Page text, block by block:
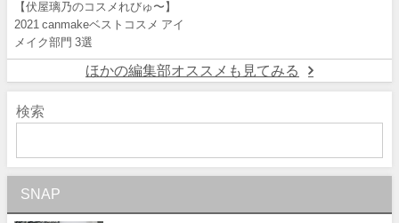
【伏屋璃乃のコスメれびゅ〜】
2021 canmakeベストコスメ アイ
メイク部門 3選
ほかの編集部オススメも見てみる
検索
SNAP